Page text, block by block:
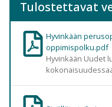
Tulostettavat
Hyvinkään
oppimispolku.pdf
Hyvinkään Uudet